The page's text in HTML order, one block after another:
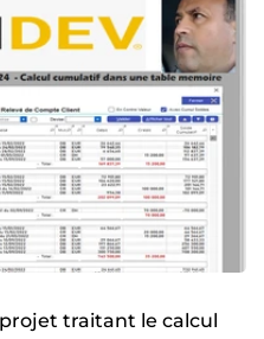
traitant le calcul